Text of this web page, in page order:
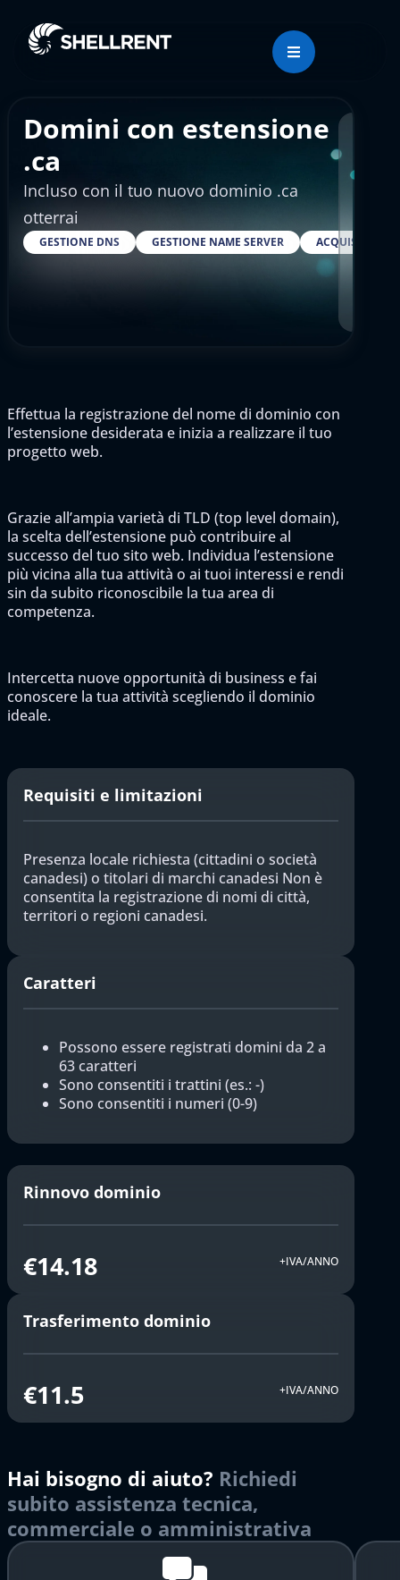
Domini con estensione
.ca
Incluso con il tuo nuovo dominio .ca
otterrai
GESTIONE DNS GESTIONE NAME SERVER ACQUISTARE
Effettua la registrazione del nome di dominio con
l’estensione desiderata e inizia a realizzare il tuo
progetto web.
Grazie all’ampia varietà di TLD (top level domain),
la scelta dell’estensione può contribuire al
successo del tuo sito web. Individua l’estensione
più vicina alla tua attività o ai tuoi interessi e rendi
sin da subito riconoscibile la tua area di
competenza.
Intercetta nuove opportunità di business e fai
conoscere la tua attività scegliendo il dominio
ideale.
Requisiti e limitazioni
Presenza locale richiesta (cittadini o società
canadesi) o titolari di marchi canadesi Non è
consentita la registrazione di nomi di città,
territori o regioni canadesi.
Caratteri
Possono essere registrati domini da 2 a
63 caratteri
Sono consentiti i trattini (es.: -)
Sono consentiti i numeri (0-9)
Rinnovo dominio
€14.18 +IVA/ANNO
Trasferimento dominio
€11.5 +IVA/ANNO
Hai bisogno di aiuto? Richiedi
subito assistenza tecnica,
commerciale o amministrativa